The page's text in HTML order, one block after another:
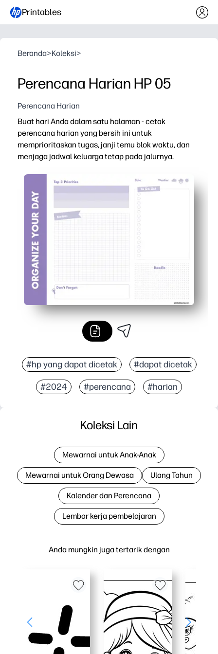
Printables
Beranda>Koleksi>
Perencana Harian HP 05
Perencana Harian
Buat hari Anda dalam satu halaman - cetak
perencana harian yang bersih ini untuk
memprioritaskan tugas, janji temu blok waktu, dan
menjaga jadwal keluarga tetap pada jalurnya.
Pengaturan tanpa persiapan - cetak dan mulai
Bagian yang jelas untuk prioritas, tugas, blok waktu,
Tata letak ramah keluarga melacak kelas, latihan,
Penggunaan fleksibel - cetak ulang kapan saja untuk
#hp yang dapat dicetak #dapat dicetak
#2024 #perencana #harian
Anda mungkin juga tertarik dengan
Koleksi Lain
Mewarnai untuk Anak-Anak
Mewarnai untuk Orang Dewasa Ulang Tahun
Kalender dan Perencana
Lembar kerja pembelajaran